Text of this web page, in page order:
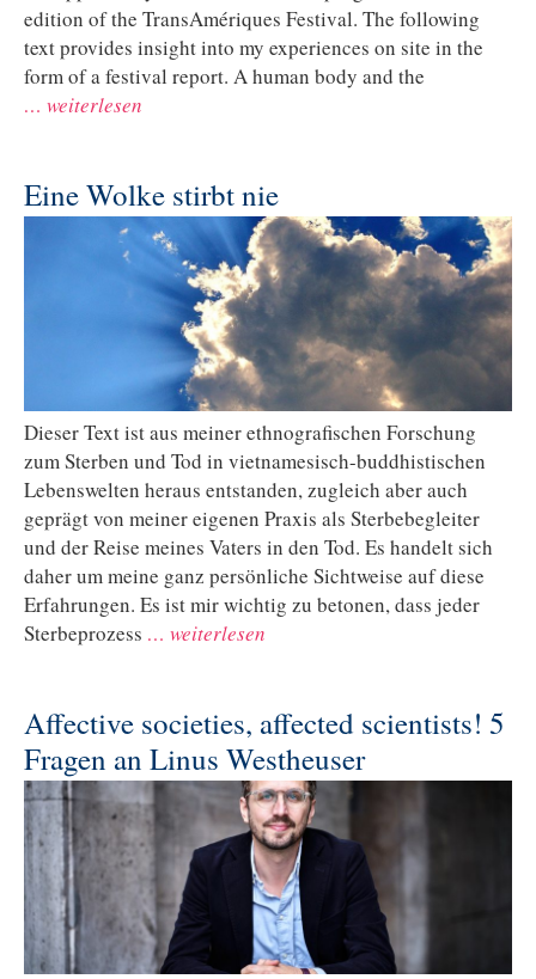
edition of the TransAmériques Festival. The following
text provides insight into my experiences on site in the
form of a festival report. A human body and the
… weiterlesen
Eine Wolke stirbt nie
Dieser Text ist aus meiner ethnografischen Forschung
zum Sterben und Tod in vietnamesisch-buddhistischen
Lebenswelten heraus entstanden, zugleich aber auch
geprägt von meiner eigenen Praxis als Sterbebegleiter
und der Reise meines Vaters in den Tod. Es handelt sich
daher um meine ganz persönliche Sichtweise auf diese
Erfahrungen. Es ist mir wichtig zu betonen, dass jeder
Sterbeprozess … weiterlesen
Affective societies, affected scientists! 5
Fragen an Linus Westheuser